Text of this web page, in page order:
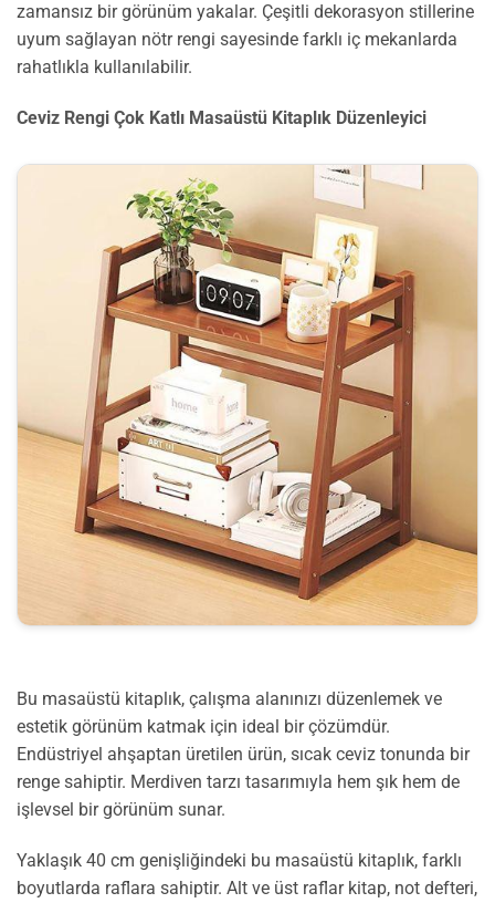
zamansız bir görünüm yakalar. Çeşitli dekorasyon stillerine
uyum sağlayan nötr rengi sayesinde farklı iç mekanlarda
rahatlıkla kullanılabilir.
Ceviz Rengi Çok Katlı Masaüstü Kitaplık Düzenleyici
Bu masaüstü kitaplık, çalışma alanınızı düzenlemek ve
estetik görünüm katmak için ideal bir çözümdür.
Endüstriyel ahşaptan üretilen ürün, sıcak ceviz tonunda bir
renge sahiptir. Merdiven tarzı tasarımıyla hem şık hem de
işlevsel bir görünüm sunar.
Yaklaşık 40 cm genişliğindeki bu masaüstü kitaplık, farklı
boyutlarda raflara sahiptir. Alt ve üst raflar kitap, not defteri,